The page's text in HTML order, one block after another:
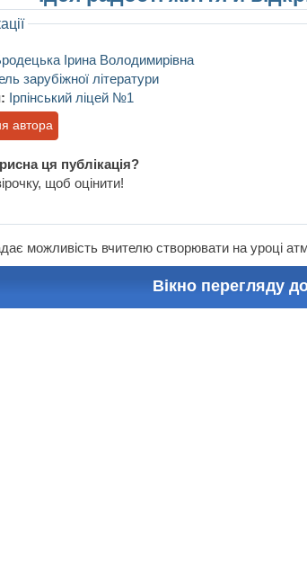
Ірина Володимирівна
зарубіжної літератури
Ірпінський ліцей №1
автора
ця публікація?
щоб оцінити!
можливість вчителю створювати на уроці
Вікно перегляду